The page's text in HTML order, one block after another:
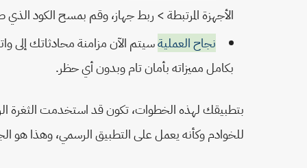
الأجهزة المرتبطة > ربط جهاز، وقم بمسح الكود الذي
نجاح العمليةسيتم الآن مزامنة محادثاتك إلى
بكامل مميزاته بأمان تام وبدون أي حظر.
بتطبيقك لهذه الخطوات، تكون قد استخدمت الثغرة
للخوادم وكأنه يعمل على التطبيق الرسمي، وهذا هو